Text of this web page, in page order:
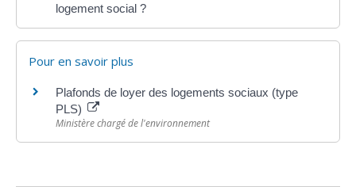
logement social ?
Pour en savoir plus
Plafonds de loyer des logements sociaux (type
PLS)
Ministère chargé de l'environnement